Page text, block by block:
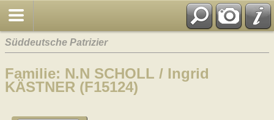
Süddeutsche Patrizier
Familie: N.N SCHOLL / Ingrid
KÄSTNER (F15124)